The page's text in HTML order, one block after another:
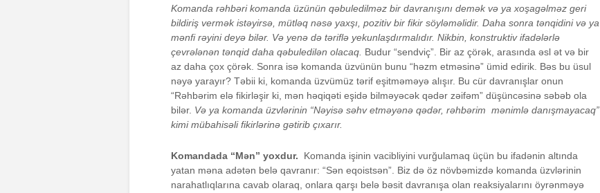
Komanda rəhbəri komanda üzünün qəbuledilməz bir davranışını demək və ya xoşagəlməz geri
bildiriş vermək istəyirsə, mütləq nəsə yaxşı, pozitiv bir fikir söyləməlidir. Daha sonra tənqidini və ya
mənfi rəyini deyə bilər. Və yenə də təriflə yekunlaşdırmalıdır. Nikbin, konstruktiv ifadələrlə
çevrələnən tənqid daha qəbuledilən olacaq. Budur “sendviç”. Bir az çörək, arasında əsl ət və bir
az daha çox çörək. Sonra isə komanda üzvünün bunu “həzm etməsinə” ümid edirik. Bəs bu üsul
nəyə yarayır? Təbii ki, komanda üzvümüz tərif eşitməməyə alışır. Bu cür davranışlar onun
“Rəhbərim elə fikirləşir ki, mən həqiqəti eşidə bilməyəcək qədər zəifəm” düşüncəsinə səbəb ola
bilər. Və ya komanda üzvlərinin “Nəyisə səhv etməyənə qədər, rəhbərim mənimlə danışmayacaq”
kimi mübahisəli fikirlərinə gətirib çıxarır.
Komandada “Mən” yoxdur. Komanda işinin vacibliyini vurğulamaq üçün bu ifadənin altında
yatan məna adətən belə qavranır: “Sən eqoistsən”. Biz də öz növbəmizdə komanda üzvlərinin
narahatlıqlarına cavab olaraq, onlara qarşı belə bəsit davranışa olan reaksiyalarını öyrənməyə